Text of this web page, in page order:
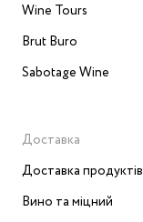
Wine Tours
Brut Buro
Sabotage Wine
Доставка
Доставка продуктів
Вино та міцний